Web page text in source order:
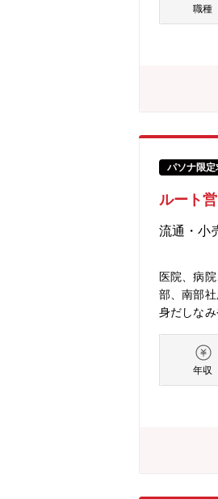
ヶ月～半
験に応じ
ます。地
のに反映
職種
パソナ限定
ルート
流通・小
医院、病
部、南部
身だしな
年収